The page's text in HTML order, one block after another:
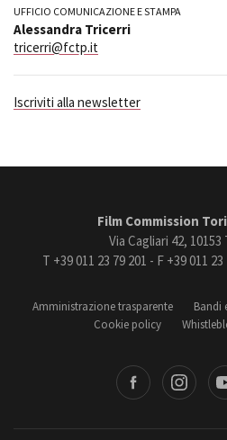
UFFICIO COMUNICAZIONE E STAMPA
Alessandra Tricerri
tricerri@fctp.it
Iscriviti alla newsletter
Film Commission
Via Cagliari 42,
T +39 011 23 79 201 - F +39 011
Amministrazione trasparente Bandi
Cookie policy
Vimeo